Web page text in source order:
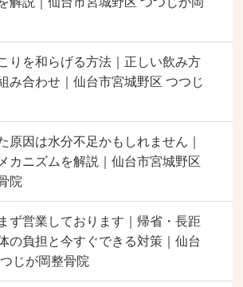
りを和らげる方法｜正しい飲み方
み合わせ｜仙台市宮城野区 つつじ
原因は水分不足かもしれません｜
カニズムを解説｜仙台市宮城野区
院
ず営業しております｜帰省・長距
の負担と今すぐできる対策｜仙台
じが岡整骨院